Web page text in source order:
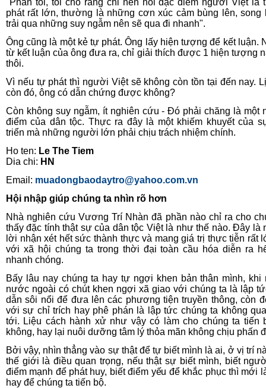
"Phần tôi, tôi cho rằng chỉ nên nói đặc điểm người Việt là
phát rất lớn, thường là những cơn xúc cảm bùng lên, song
trải qua những suy ngẫm nên sẽ qua đi nhanh".
Ông cũng là một kẻ tự phát. Ông lấy hiện tượng để kết luận.
từ kết luận của ông đưa ra, chỉ giải thích được 1 hiện tượng
thôi.
Vì nếu tự phát thì người Việt sẽ không còn tồn tại đến nay.
còn đó, ông có dẫn chứng được không?
Còn không suy ngẫm, ít nghiên cứu - Đó phải chăng là một
điểm của dân tộc. Thực ra đây là một khiếm khuyết của
triển mà những người lớn phải chịu trách nhiệm chính.
Ho ten: Le The Tiem
Dia chi: HN
Email: muadongbaodaytro@yahoo.com.vn
Hội nhập giúp chúng ta nhìn rõ hơn
Nhà nghiên cứu Vương Trí Nhàn đã phần nào chỉ ra cho
thấy đặc tính thật sự của dân tộc Việt là như thế nào. Đây là
lời nhận xét hết sức thành thực và mang giá trị thực tiễn rất
với xã hội chúng ta trong thời đại toàn cầu hóa diễn ra
nhanh chóng.
Bấy lâu nay chúng ta hay tự ngợi khen bản thân mình, khi
nước ngoài có chút khen ngợi xã giao với chúng ta là lập
dẫn sôi nổi để đưa lên các phương tiện truyền thông, còn
với sự chỉ trích hay phê phán là lập tức chúng ta không
tới. Liệu cách hành xử như vậy có làm cho chúng ta tiến
không, hay lại nuôi dưỡng tâm lý thỏa mãn không chịu phấn
Bởi vậy, nhìn thẳng vào sự thật để tự biết mình là ai, ở vị trí
thế giới là điều quan trọng, nếu thật sự biết mình, biết
điểm mạnh để phát huy, biết điểm yếu để khắc phục thì mới
hay để chúng ta tiến bộ.